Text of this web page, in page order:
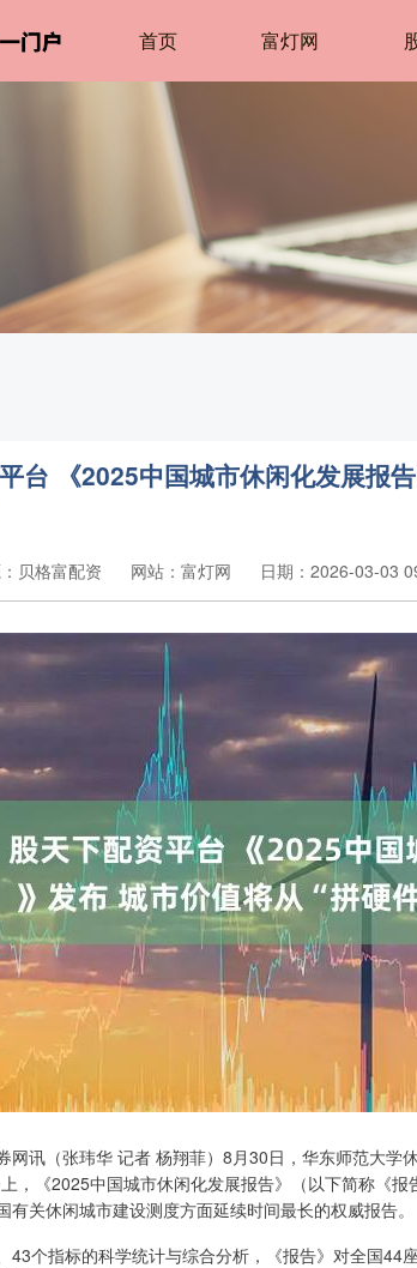
首页 富灯网
台 《2025中国城市休闲化发展报
贝格富配资 网站：富灯网 日期：2026-03-03
讯（张玮华 记者 杨翔菲）8月30日，华东师范大学
，《2025中国城市休闲化发展报告》（以下简称《
有关休闲城市建设测度方面延续时间最长的权威报告。
个指标的科学统计与综合分析，《报告》对全国44